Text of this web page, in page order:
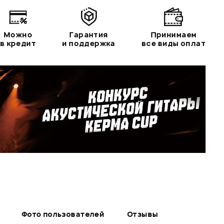
Можно
в кредит
Гарантия
и поддержка
Принимаем
все виды оплат
Фото пользователей Отзывы